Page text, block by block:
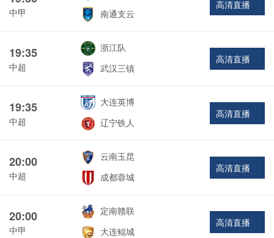
中甲
南通支云
高清直播
19:35
中超
浙江队
武汉三镇
高清直播
19:35
中超
大连英博
辽宁铁人
高清直播
20:00
中超
云南玉昆
成都蓉城
高清直播
20:00
中甲
定南赣联
大连鲲城
高清直播